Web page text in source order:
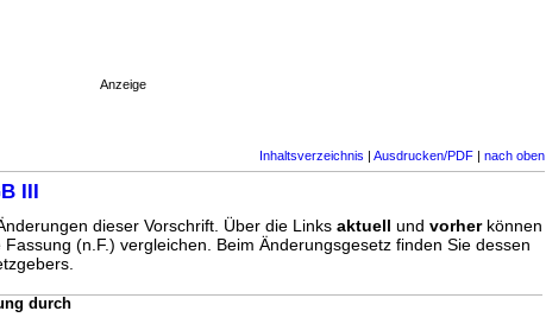
Anzeige
Inhaltsverzeichnis | Ausdrucken/PDF | nach oben
III
dieser Vorschrift. Über die Links aktuell und vorherkönnen
(n.F.) vergleichen. Beim Änderungsgesetz finden Sie dessen
durch